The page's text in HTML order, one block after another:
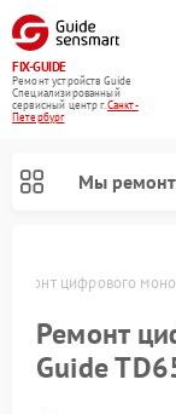
FIX-GUIDE
Ремонт устройств Guide
Специализированный
cервисный центр г.Санкт-
Петербург
Мы
Ремонт цифрового
Ремонт
Guide